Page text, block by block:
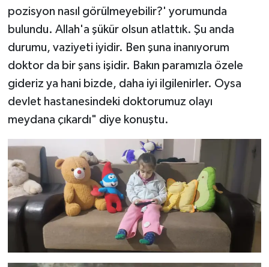
pozisyon nasıl görülmeyebilir?' yorumunda
bulundu. Allah'a şükür olsun atlattık. Şu anda
durumu, vaziyeti iyidir. Ben şuna inanıyorum
doktor da bir şans işidir. Bakın paramızla özele
gideriz ya hani bizde, daha iyi ilgilenirler. Oysa
devlet hastanesindeki doktorumuz olayı
meydana çıkardı" diye konuştu.